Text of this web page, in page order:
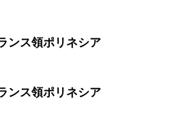
ンス領ポリネシア
ンス領ポリネシア